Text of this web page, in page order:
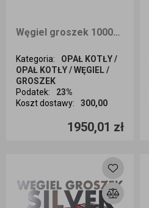
Węgiel groszek 1000KG BARTEX GOLD dostawa cała Polska
Kategoria:
OPAŁ KOTŁY /
OPAŁ KOTŁY / WĘGIEL /
GROSZEK
Podatek:
23%
Koszt dostawy: 300,00
1950,01 zł
Ilość sztuk